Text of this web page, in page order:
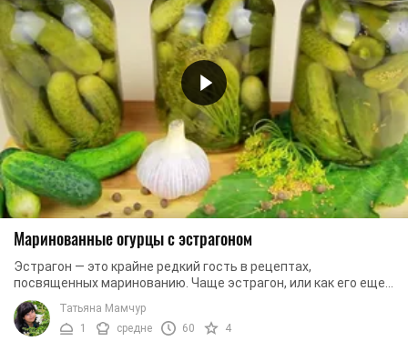
Маринованные огурцы с эстрагоном
Эстрагон — это крайне редкий гость в рецептах,
посвященных маринованию. Чаще эстрагон, или как его еще
называют, тархун, добавляют в мясные блюда. ...
Татьяна Мамчур
1
средне 60 4